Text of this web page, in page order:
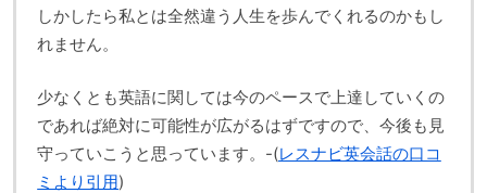
しかしたら私とは全然違う人生を歩んでくれるのかもし
れません。
少なくとも英語に関しては今のペースで上達していくの
であれば絶対に可能性が広がるはずですので、今後も見
守っていこうと思っています。-(レスナビ英会話の口コ
ミより引用)